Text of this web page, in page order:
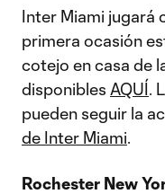
Inter Miami jugará
primera ocasión
cotejo en casa de
disponibles AQUÍ.
pueden seguir la
de Inter Miami.
Rochester New